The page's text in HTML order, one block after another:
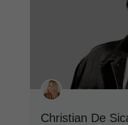
Christian De